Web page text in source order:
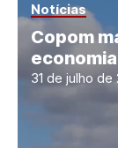
Notícias
Copom
economia
31 de julho de